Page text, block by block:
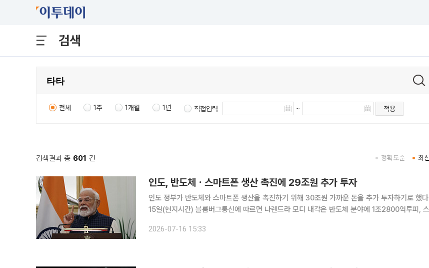
검색
전체 1주 1개월 1년 직접입력 ~ 적용
검색결과 총 601 건 최
정확도순
인도, 반도체ㆍ스마트폰 생산 촉진에 29조원 추가 투자
인도 정부가 반도체와 스마트폰 생산을 촉진하기 위해 30조원 가까운 돈을 추가 투자하기로 했
15일(현지시간) 블룸버그통신에 따르면 나렌드라 모디 내각은 반도체 분야에 1조2800억루피,
이번 투자는 인도에 연구·개발과 제조 시설을 더 많이 유치
2026-07-16 15:33